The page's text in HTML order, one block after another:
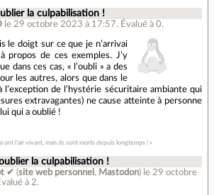
la culpabilisation !
le 29 octobre 2023 à 17:57. Évalué à 0.
le doigt sur ce que je n’arrivai
propos de ces exemples. J’y
dans ces cas, « l’oubli » a des
les autres, alors que dans le
l’exception de l’hystérie sécuritaire ambiante qui
extravagantes) ne cause atteinte à personne
qui a oublié !
ont l’air vivant, mais ils sont morts depuis longtemps ! »
la culpabilisation !
✔ (site web personnel , Mastodon) le 29 octobre
à2.